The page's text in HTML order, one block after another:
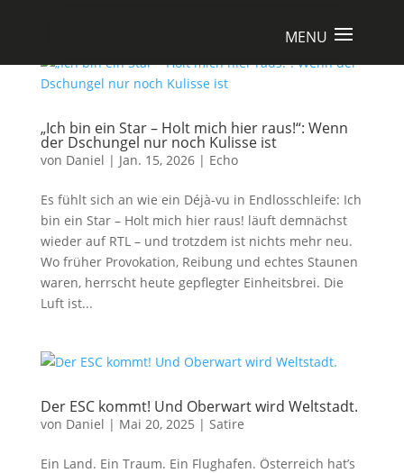
„Ich bin ein Star – Holt mich hier raus!“: Wenn
der Dschungel nur noch Kulisse ist
von Daniel | Jan. 15, 2026| Echo
Es fühlt sich an wie ein Déjà-vu in Endlosschleife: Ich
bin ein Star – Holt mich hier raus! läuft demnächst
wieder auf RTL – und trotzdem ist nichts mehr neu.
Wo früher Provokation, Reibung und echtes Staunen
waren, herrscht heute gepflegter Einheitsbrei. Die
Luft ist...
Der ESC kommt! Und Oberwart wird Weltstadt.
von Daniel | Mai 20, 2025 | Satire
Ein Land. Ein Traum. Ein Flughafen. Österreich hat’s